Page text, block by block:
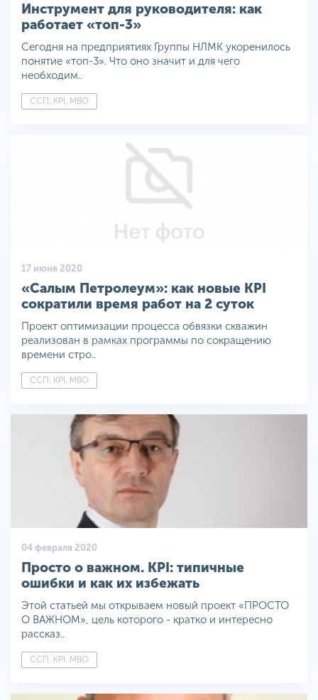
Инструмент для руководителя: как
работает «топ-3»
Сегодня на предприятиях Группы НЛМК укоренилось
понятие «топ-3». Что оно значит и для чего
необходим..
ССП, KPI, MBO
17 июня 2020
«Салым Петролеум»: как новые KPI
сократили время работ на 2 суток
Проект оптимизации процесса обвязки скважин
реализован в рамках программы по сокращению
времени стро..
ССП, KPI, MBO
04 февраля 2020
Просто о важном. KPI: типичные
ошибки и как их избежать
Этой статьей мы открываем новый проект «ПРОСТО
О ВАЖНОМ», цель которого - кратко и интересно
рассказ..
ССП, KPI, MBO